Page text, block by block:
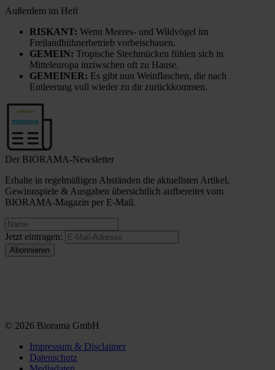
Außerdem im Heft
RISKANT: Wenn Meeres- und Wildvögel im
Freilandhühnerbetrieb vorbeischauen.
GEMEIN: Tropische Stechmücken fühlen sich in
Mitteleuropa inziwschen oft zu Hause.
GEMEINER: Es gibt nun Weinflaschen, die nach
Entleerung voll wieder zu dir zurückkommen.
Der BIORAMA-Newsletter
Erhalte in regelmäßigen Abständen die aktuellsten Artikel,
Gewinnspiele & Ausgaben übersichtlich aufbereitet vom
BIORAMA-Magazin per E-Mail.
Jetzt eintragen:
© 2026 Biorama GmbH
Impressum & Disclaimer
Datenschutz